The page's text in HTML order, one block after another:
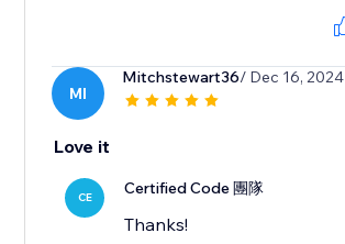
MI
Mitchstewart36/ Dec 16, 2024
Love it
CE Certified Code 團隊
Thanks!